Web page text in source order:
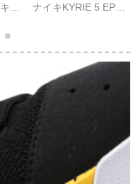
ン
に
ナイキKYRIE 5 EP欧
バッシュボックスブ
ーツAO 2919 AO
2919-003